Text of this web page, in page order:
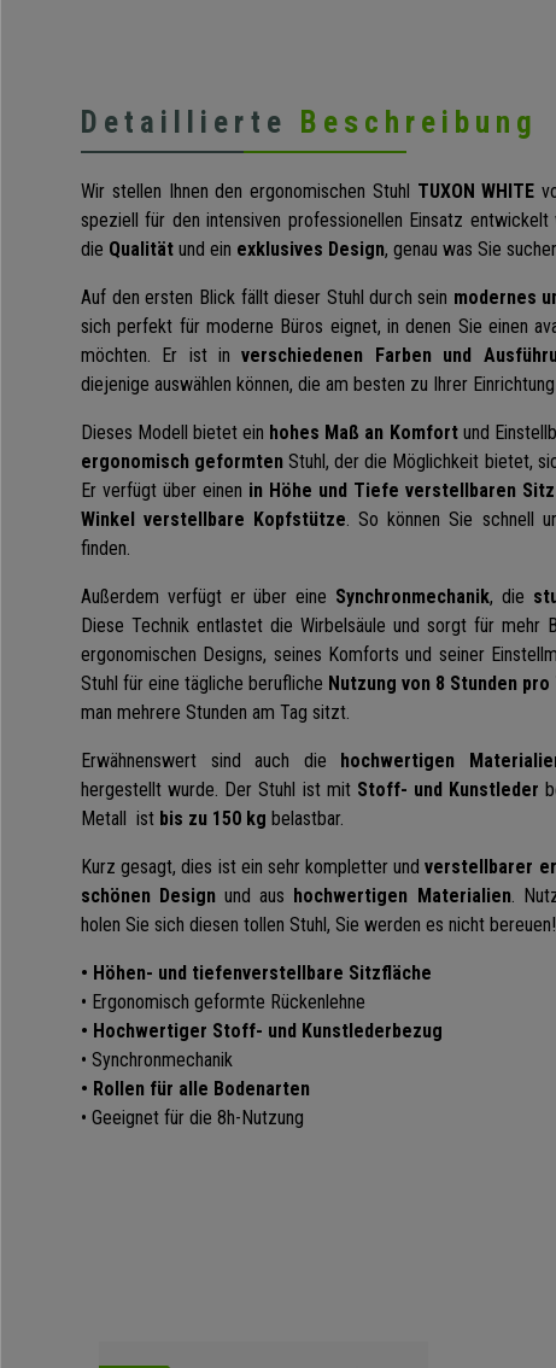
Detaillierte Beschreibung
Wir stellen Ihnen den ergonomischen Stuhl TUXON WHITE
speziell für den intensiven professionellen Einsatz
die Qualität und ein exklusives Design, genau was Sie
Auf den ersten Blick fällt dieser Stuhl durch sein modernes
sich perfekt für moderne Büros eignet, in denen Sie einen
möchten. Er ist inverschiedenen Farben und
diejenige auswählen können, die am besten zu Ihrer
Dieses Modell bietet ein hohes Maß an Komfortund
ergonomisch geformten Stuhl, der die Möglichkeit bietet,
Er verfügt über einen in Höhe und Tiefe verstellbaren Sitz
Winkel verstellbare Kopfstütze. So können Sie schnell
finden.
Außerdem verfügt er über eine Synchronmechanik, die
Diese Technik entlastet die Wirbelsäule und sorgt für mehr
ergonomischen Designs, seines Komforts und seiner
Stuhl für eine tägliche berufliche Nutzung von 8 Stunden pro
man mehrere Stunden am Tag sitzt.
Erwähnenswert sind auch die hochwertigen
hergestellt wurde. Der Stuhl ist mit Stoff- und Kunstleder
Metall ist bis zu 150 kg belastbar.
Kurz gesagt, dies ist ein sehr kompletter undverstellbarer
schönen Design und aus hochwertigen Materialien.
holen Sie sich diesen tollen Stuhl, Sie werden es nicht bereuen!
• Höhen- und tiefenverstellbare Sitzfläche
• Ergonomisch geformte Rückenlehne
• Hochwertiger Stoff- und Kunstlederbezug
• Synchronmechanik
• Rollen für alle Bodenarten
• Geeignet für die 8h-Nutzung